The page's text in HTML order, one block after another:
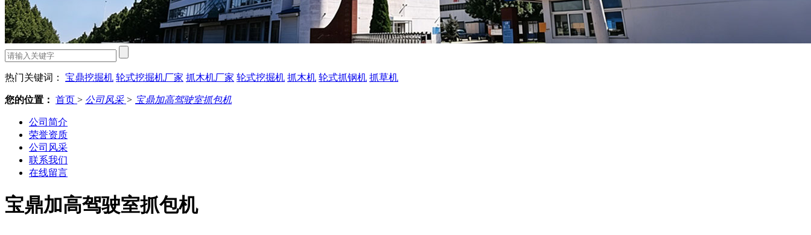
热门关键词： 宝鼎挖掘机 轮式挖掘机厂家 抓木机厂家 轮式挖掘机 抓木机 轮式抓钢机 抓草机
您的位置： 首页 > 公司风采 > 宝鼎加高驾驶室抓包机
公司简介
荣誉资质
公司风采
联系我们
在线留言
宝鼎加高驾驶室抓包机